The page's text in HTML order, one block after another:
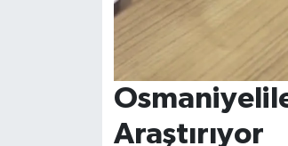
Araştırıyor